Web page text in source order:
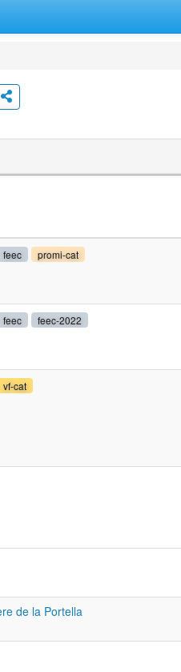
feec promi-cat
feec feec-2022
vf-cat
de la Portella